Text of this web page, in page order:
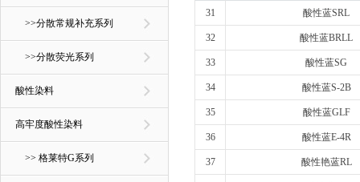
>>分散常规补充系列
>>分散荧光系列
酸性染料
高牢度酸性染料
>> 格莱特G系列
31 酸性蓝SRL
32 酸性蓝BRLL
33 酸性蓝SG
34 酸性蓝S-2B
35 酸性蓝GLF
36 酸性蓝E-4R
37 酸性艳蓝RL